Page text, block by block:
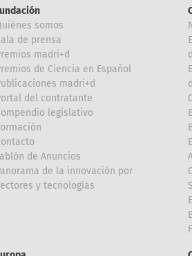
somos
de prensa
madri+d
de Ciencia en Español
madri+d
del contratante
legislativo
de Anuncios
de la innovación por
y tecnologías